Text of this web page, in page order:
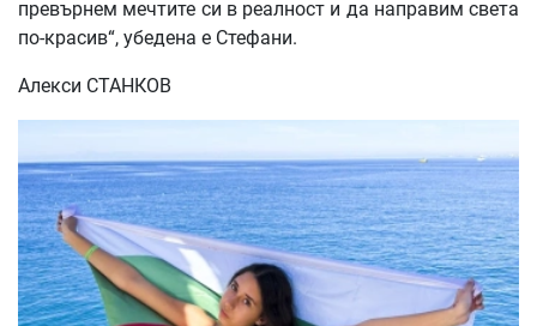
превърнем мечтите си в реалност и да направим света
по-красив“, убедена е Стефани.
Алекси СТАНКОВ